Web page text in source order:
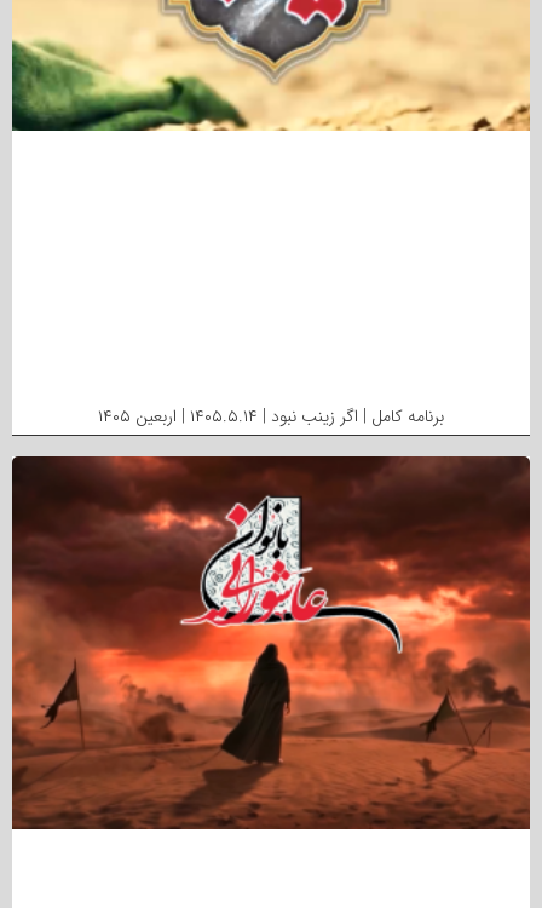
برنامه کامل | اگر زینب نبود | ۱۴۰۵.۵.۱۴ | اربعین ۱۴۰۵